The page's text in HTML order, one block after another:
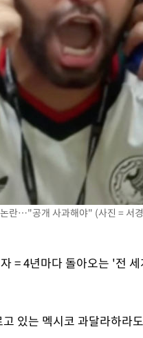
란…"공개 사과해야" (사진 = 서
= 4년마다 돌아오는 '전
있는 멕시코 과달라하라